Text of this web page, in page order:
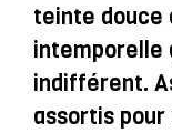
teinte douce
intemporelle
indifférent.
assortis